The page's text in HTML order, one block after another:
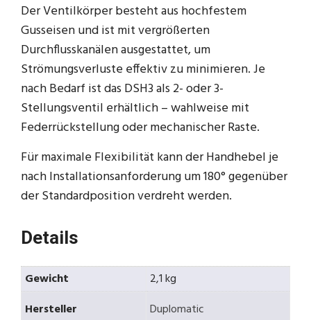
Der Ventilkörper besteht aus hochfestem
Gusseisen und ist mit vergrößerten
Durchflusskanälen ausgestattet, um
Strömungsverluste effektiv zu minimieren. Je
nach Bedarf ist das DSH3 als 2- oder 3-
Stellungsventil erhältlich – wahlweise mit
Federrückstellung oder mechanischer Raste.
Für maximale Flexibilität kann der Handhebel je
nach Installationsanforderung um 180° gegenüber
der Standardposition verdreht werden.
Details
Gewicht
2,1 kg
Hersteller
Duplomatic